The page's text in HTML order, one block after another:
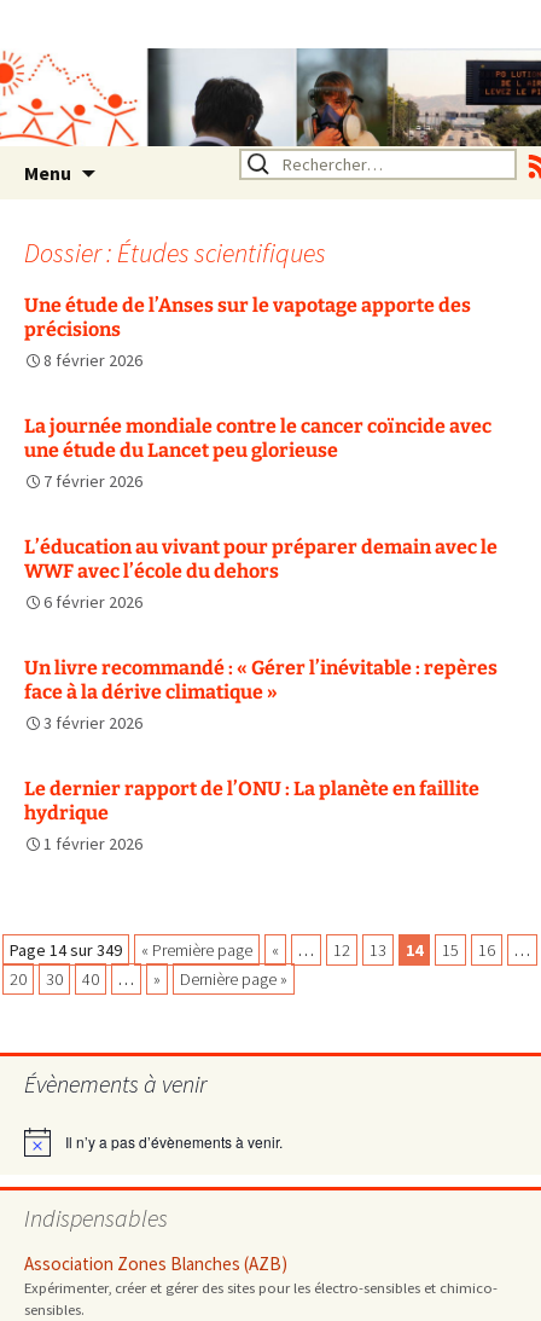
Rhône Alpes
Un environnement sain pour
la santé de tous
Menu Rechercher :
Dossier : Études scientifiques
Une étude de l’Anses sur le vapotage apporte des
précisions
8 février 2026
La journée mondiale contre le cancer coïncide avec
une étude du Lancet peu glorieuse
7 février 2026
L’éducation au vivant pour préparer demain avec le
WWF avec l’école du dehors
6 février 2026
Un livre recommandé : « Gérer l’inévitable : repères
face à la dérive climatique »
3 février 2026
Le dernier rapport de l’ONU : La planète en faillite
hydrique
1 février 2026
Navigation
des
articles
Page 14 sur 349 « Première page « … 12 13 14 15 16
…
20
30 40 … » Dernière page »
Évènements à venir
Notice Il n’y a pas d’évènements à venir.
Indispensables
Association Zones Blanches (AZB)
Expérimenter, créer et gérer des sites pour les électro-sensibles et chimico-
sensibles.